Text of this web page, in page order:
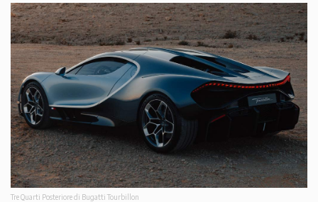
Tre Quarti Posteriore di Bugatti Tourbillon